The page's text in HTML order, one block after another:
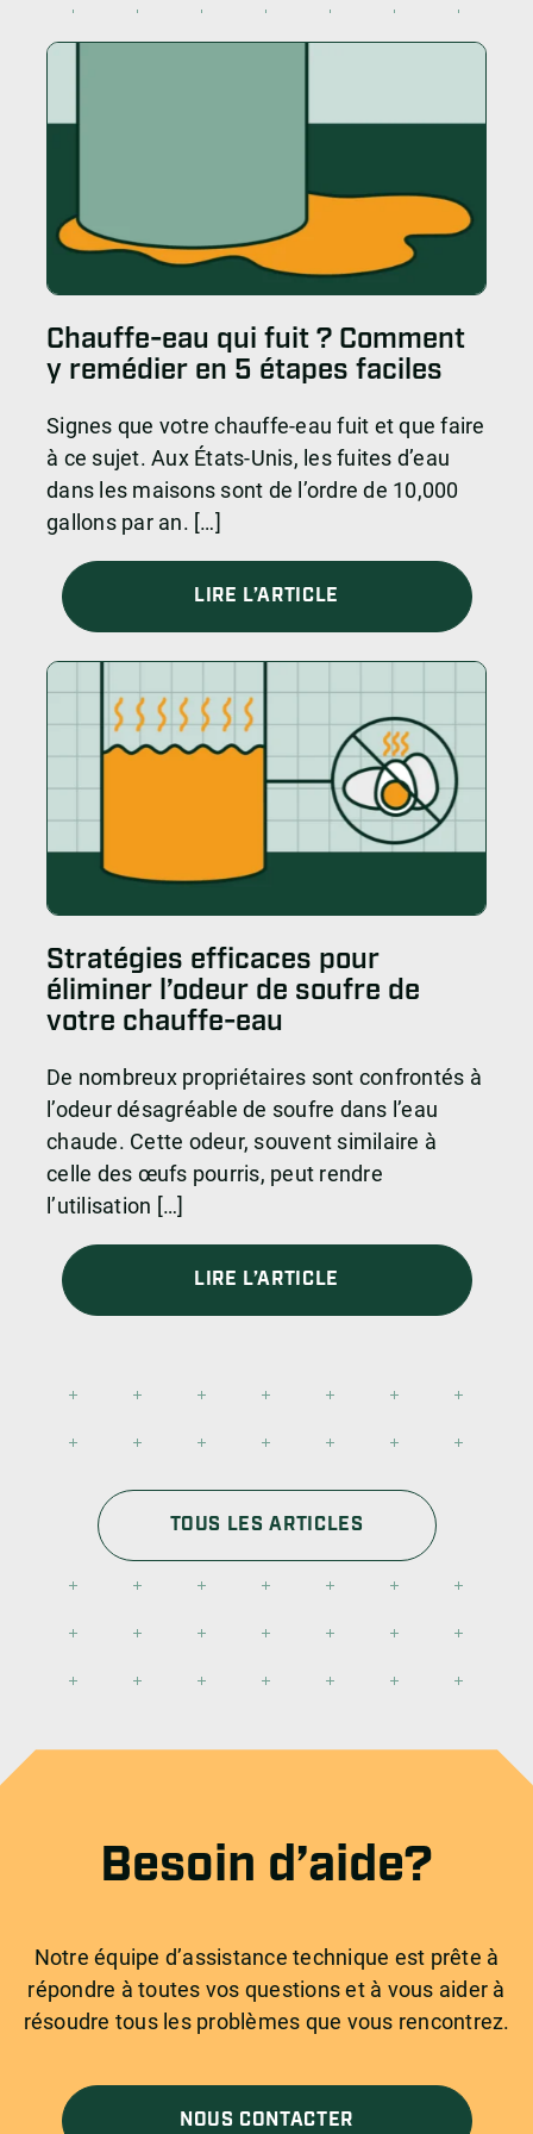
Chauffe-eau qui fuit ? Comment
y remédier en 5 étapes faciles
Signes que votre chauffe-eau fuit et que faire
à ce sujet. Aux États-Unis, les fuites d’eau
dans les maisons sont de l’ordre de 10,000
gallons par an. […]
LIRE L’ARTICLE
Stratégies efficaces pour
éliminer l’odeur de soufre de
votre chauffe-eau
De nombreux propriétaires sont confrontés à
l’odeur désagréable de soufre dans l’eau
chaude. Cette odeur, souvent similaire à
celle des œufs pourris, peut rendre
l’utilisation […]
LIRE L’ARTICLE
TOUS LES ARTICLES
Besoin d’aide?
Notre équipe d’assistance technique est prête à
répondre à toutes vos questions et à vous aider à
résoudre tous les problèmes que vous rencontrez.
NOUS CONTACTER